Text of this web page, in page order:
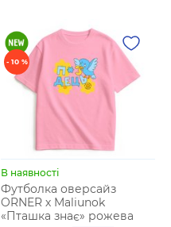
- 10 %
В наявності
Футболка оверсайз
ORNER х Maliunok
«Пташка знає» рожева